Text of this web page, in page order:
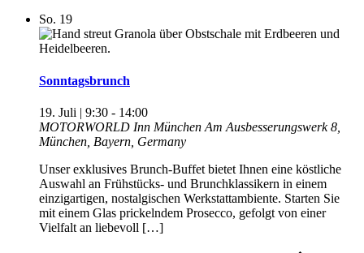
So. 19
Sonntagsbrunch
19. Juli | 9:30 - 14:00
MOTORWORLD Inn München Am Ausbesserungswerk 8,
München, Bayern, Germany
Unser exklusives Brunch-Buffet bietet Ihnen eine köstliche
Auswahl an Frühstücks- und Brunchklassikern in einem
einzigartigen, nostalgischen Werkstattambiente. Starten Sie
mit einem Glas prickelndem Prosecco, gefolgt von einer
Vielfalt an liebevoll […]